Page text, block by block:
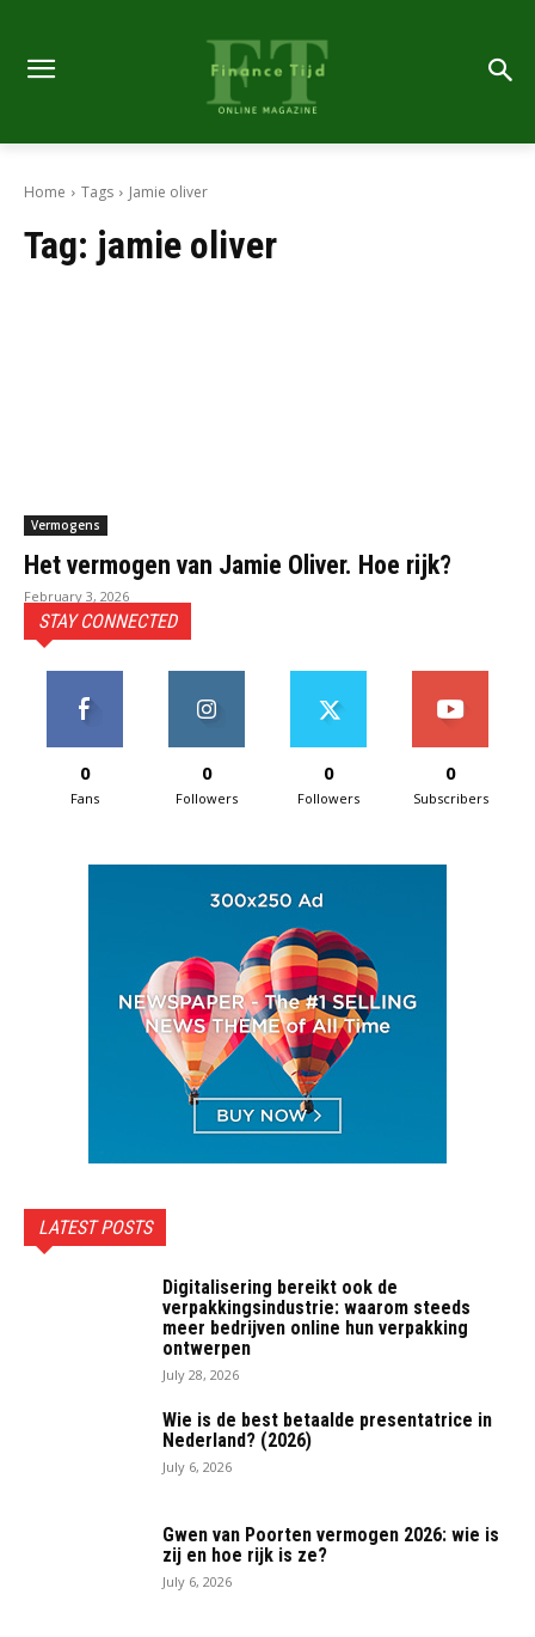
Home Tags Jamie oliver
Tag: jamie oliver
Vermogens
Het vermogen van Jamie Oliver. Hoe rijk?
February 3, 2026
STAY CONNECTED
0
Fans
0
Followers
0
Followers
0
Subscribers
LATEST POSTS
Digitalisering bereikt ook de
verpakkingsindustrie: waarom steeds
meer bedrijven online hun verpakking
ontwerpen
July 28, 2026
Wie is de best betaalde presentatrice in
Nederland? (2026)
July 6, 2026
Gwen van Poorten vermogen 2026: wie is
zij en hoe rijk is ze?
July 6, 2026